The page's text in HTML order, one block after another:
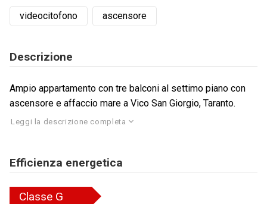
videocitofono ascensore
Descrizione
Ampio appartamento con tre balconi al settimo piano con
ascensore e affaccio mare a Vico San Giorgio, Taranto.
Leggi la descrizione completa
Efficienza energetica
Classe G